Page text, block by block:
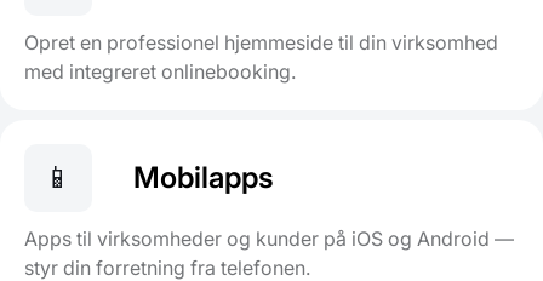
Opret en professionel hjemmeside til din virksomhed
med integreret onlinebooking.
📱 Mobilapps
Apps til virksomheder og kunder på iOS og Android —
styr din forretning fra telefonen.